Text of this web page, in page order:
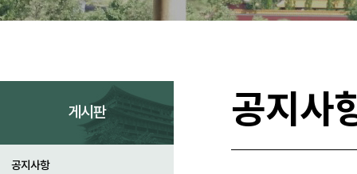
게시판
공지사항
공지사